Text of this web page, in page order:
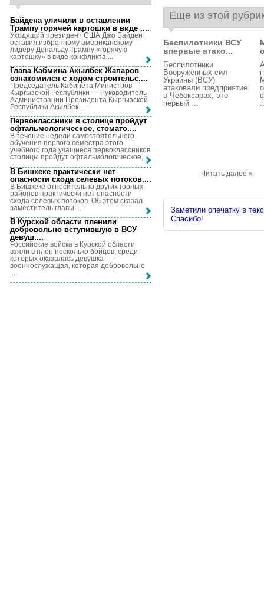
Еще из этой
Беспилотники ВСУ
впервые атако...
Беспилотники
Вооруженных сил
Украины (ВСУ)
атаковали предприятие
в Чебоксарах, это
первый ...
Читать далее »
Заметили опечатку в
Спасибо!
Байдена уличили в оставлении
Трампу горячей картошки в виде ....
Уходящий президент США Джо Байден
оставил избранному американскому
лидеру Дональду Трампу «горячую
картошку» в виде конфликта ...
Глава Кабмина Акылбек Жапаров
ознакомился с ходом строительс....
Председатель Кабинета Министров
Кыргызской Республики — Руководитель
Администрации Президента Кыргызской
Республики Акылбек ...
Первоклассники в столице пройдут
офтальмологическое, стомато....
В течение недели самостоятельного
обучения первого семестра этого
учебного года учащиеся первоклассников
столицы пройдут офтальмологическое, ...
В Бишкеке практически нет
опасности схода селевых потоков....
В Бишкеке относительно других горных
районов практически нет опасности
схода селевых потоков. Об этом сказал
заместитель главы ...
В Курской области пленили
добровольно вступившую в ВСУ
девуш....
Российские войска в Курской области
взяли в плен несколько бойцов, среди
которых оказалась девушка-
военнослужащая, которая добровольно
...